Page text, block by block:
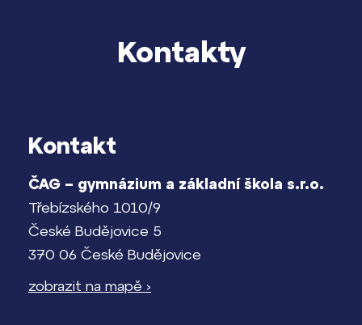
Lidé často hledají
Kontakt
Kontakty
Kontakt
ČAG – gymnázium a základní škola s.r.o.
Třebízského 1010/9
České Budějovice 5
370 06 České Budějovice
zobrazit na mapě ›